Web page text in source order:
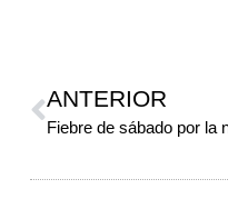
ANTERIOR